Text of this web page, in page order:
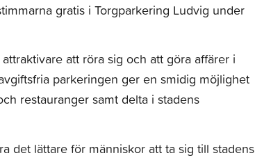
gratis i Torgparkering Ludvig under
att röra sig och att göra affärer i
parkeringen ger en smidig möjlighet
restauranger samt delta i stadens
det lättare för människor att ta sig till stadens